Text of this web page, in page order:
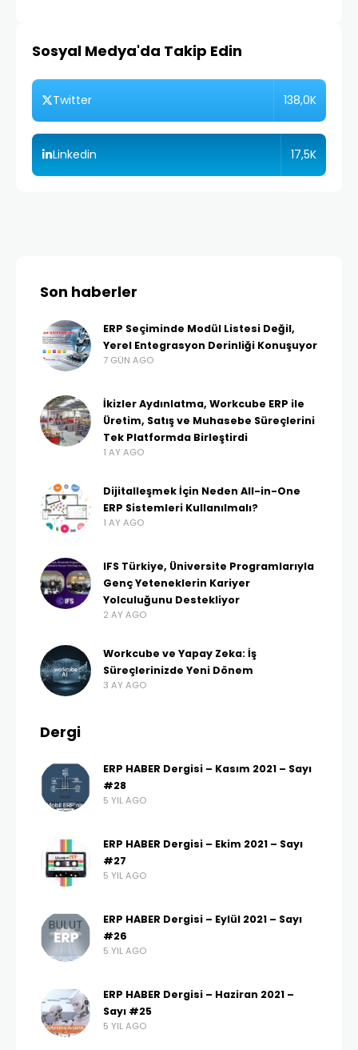
Sosyal Medya'da Takip Edin
Twitter 138,0K
Linkedin 17,5K
Son haberler
ERP Seçiminde Modül Listesi Değil,
Yerel Entegrasyon Derinliği Konuşuyor
7 GÜN AGO
İkizler Aydınlatma, Workcube ERP ile
Üretim, Satış ve Muhasebe Süreçlerini
Tek Platformda Birleştirdi
1 AY AGO
Dijitalleşmek İçin Neden All-in-One
ERP Sistemleri Kullanılmalı?
1 AY AGO
IFS Türkiye, Üniversite Programlarıyla
Genç Yeteneklerin Kariyer
Yolculuğunu Destekliyor
2 AY AGO
Workcube ve Yapay Zeka: İş
Süreçlerinizde Yeni Dönem
3 AY AGO
Dergi
ERP HABER Dergisi – Kasım 2021 – Sayı
#28
5 YIL AGO
ERP HABER Dergisi – Ekim 2021 – Sayı
#27
5 YIL AGO
ERP HABER Dergisi – Eylül 2021 – Sayı
#26
5 YIL AGO
ERP HABER Dergisi – Haziran 2021 –
Sayı #25
5 YIL AGO